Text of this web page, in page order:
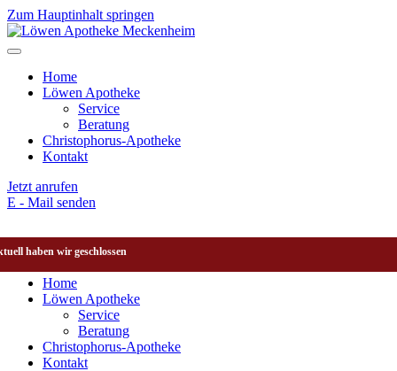
Zum Hauptinhalt springen
Home
Löwen Apotheke
Service
Beratung
Christophorus-Apotheke
Kontakt
Jetzt anrufen
E - Mail senden
haben wir geschlossen
Home
Löwen Apotheke
Service
Beratung
Christophorus-Apotheke
Kontakt